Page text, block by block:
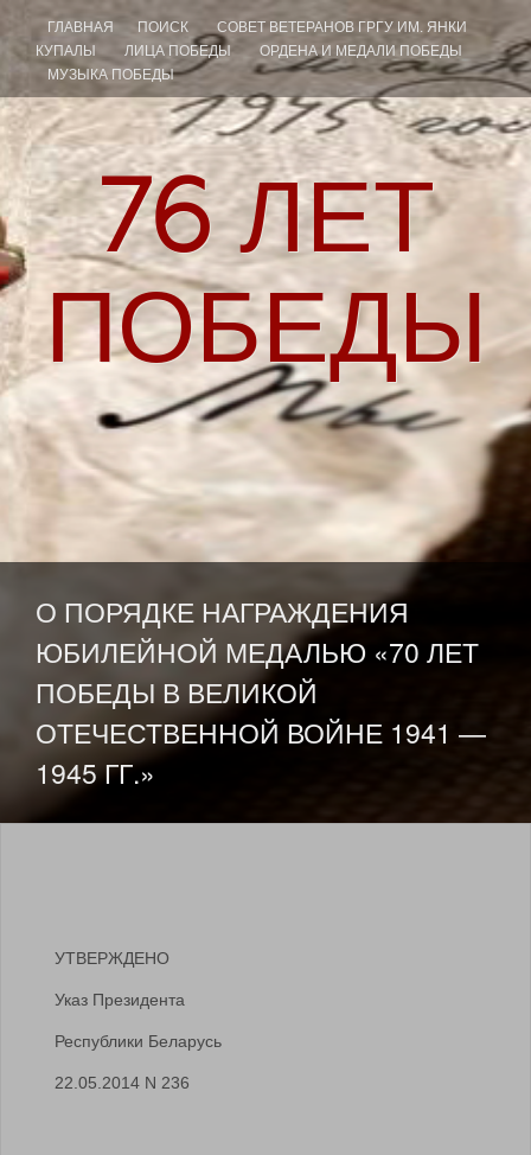
ГЛАВНАЯ ПОИСК
СОВЕТ ВЕТЕРАНОВ ГРГУ ИМ. ЯНКИ
КУПАЛЫ
ЛИЦА ПОБЕДЫ
ОРДЕНА И МЕДАЛИ ПОБЕДЫ
МУЗЫКА ПОБЕДЫ
76ЛЕТ
ПОБЕДЫ
О ПОРЯДКЕ НАГРАЖДЕНИЯ
ЮБИЛЕЙНОЙ МЕДАЛЬЮ «70 ЛЕТ
ПОБЕДЫ В ВЕЛИКОЙ
ОТЕЧЕСТВЕННОЙ ВОЙНЕ 1941 —
1945 ГГ.»
УТВЕРЖДЕНО
Указ Президента
Республики Беларусь
22.05.2014 N 236